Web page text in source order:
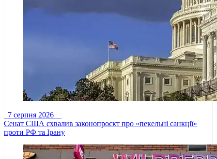
7 серпня 2026
Сенат США схвалив законопроєкт про «пекельні санкції»
проти РФ та Ірану